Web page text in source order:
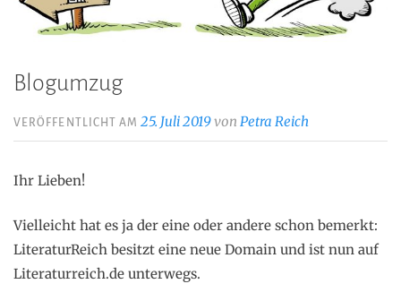
Blogumzug
VERÖFFENTLICHT AM25. Juli 2019vonPetra Reich
Ihr Lieben!
Vielleicht hat es ja der eine oder andere schon bemerkt:
LiteraturReich besitzt eine neue Domain und ist nun auf
Literaturreich.de unterwegs.